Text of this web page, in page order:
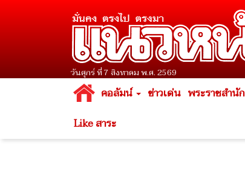
วันศุกร์ ที่ 7 สิงหาคม พ.ศ. 2569
คอลัมน์ ข่าวเด่น พระราชสำนัก
Like สาระ